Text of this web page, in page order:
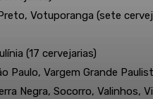
Votuporanga (sete
(17 cervejarias)
Vargem Grande
Negra, Socorro, Valinhos,